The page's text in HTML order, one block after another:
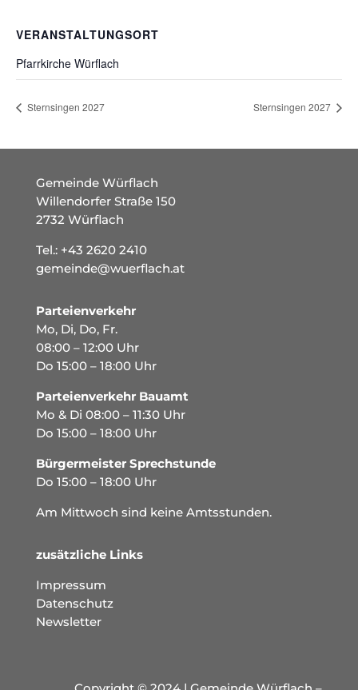
VERANSTALTUNGSORT
Pfarrkirche Würflach
Sternsingen 2027 Sternsingen 2027
Gemeinde Würflach
Willendorfer Straße 150
2732 Würflach
Tel.: +43 2620 2410
gemeinde@wuerflach.at
Parteienverkehr
Mo, Di, Do, Fr.
08:00 – 12:00 Uhr
Do 15:00 – 18:00 Uhr
Parteienverkehr Bauamt
Mo & Di 08:00 – 11:30 Uhr
Do 15:00 – 18:00 Uhr
Bürgermeister Sprechstunde
Do 15:00 – 18:00 Uhr
Am Mittwoch sind keine Amtsstunden.
zusätzliche Links
Impressum
Datenschutz
Newsletter